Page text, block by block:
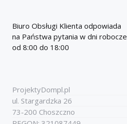
Biuro Obsługi Klienta odpowiada
na Państwa pytania w dni robocze
od 8:00 do 18:00
ProjektyDompl.pl
ul. Stargardzka 26
73-200 Choszczno